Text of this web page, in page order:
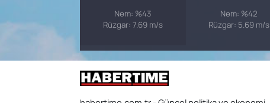
Nem: %43
Rüzgar: 7.69 m/s
Nem: %42
Rüzgar: 5.69 m/s